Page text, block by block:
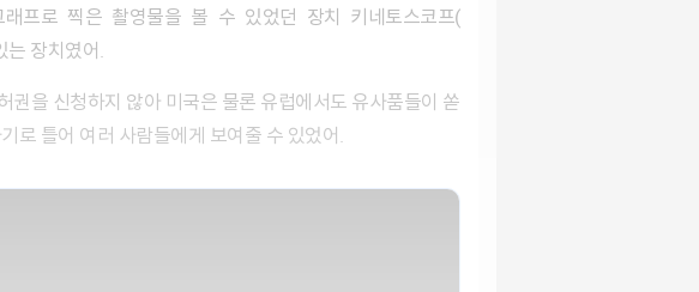
프로 찍은 촬영물을 볼 수 있었던 장치 키네토스코프(​
는 장치였어.
로 틀어 여러 사람들에게 보여줄 수 있었어.